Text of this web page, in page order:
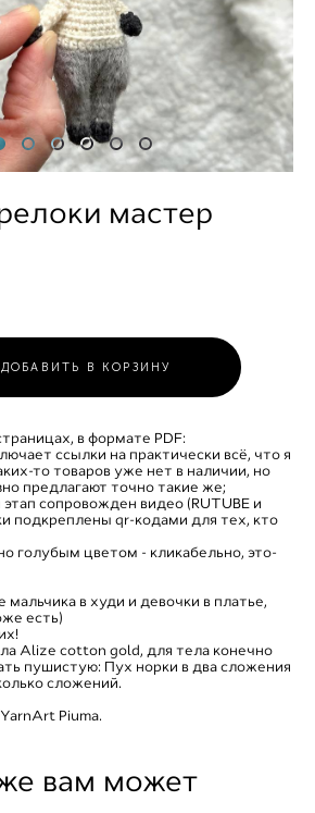
мастер
ДОБАВИТЬ В КОРЗИНУ
в формате PDF:
ссылки на практически всё, что я
то товаров уже нет в наличии, но
предлагают точно такие же;
сопровожден видео (RUTUBE и
подкреплены qr-кодами для тех, кто
голубым цветом - кликабельно, это-
мальчика в худи и девочки в платье,
есть)
Alize cotton gold, для тела конечно
пушистую: Пух норки в два сложения
сложений.
Piuma.
вам может